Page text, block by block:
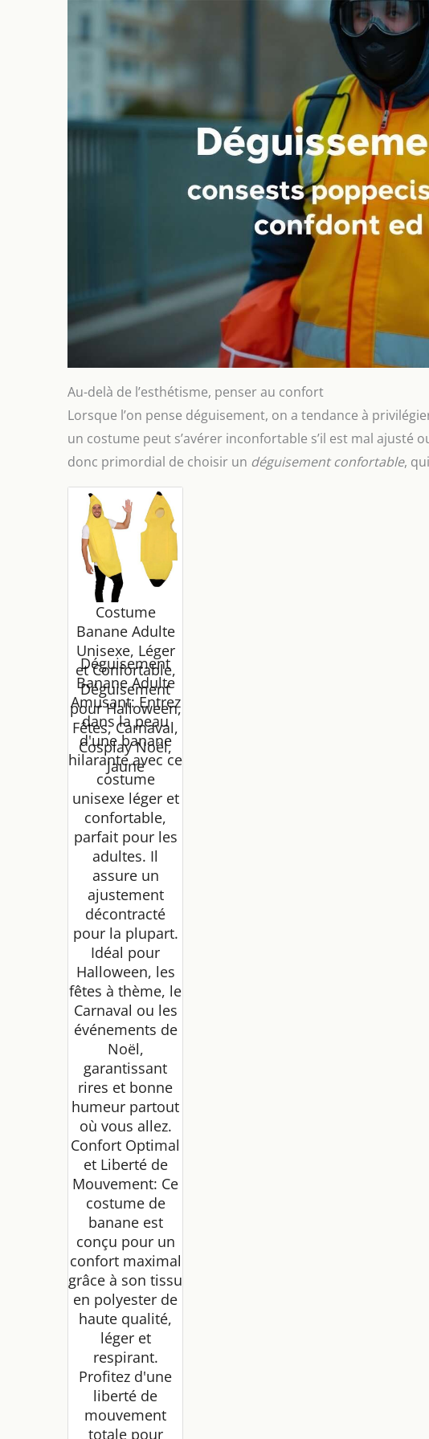
Au-delà de l’esthétisme, penser au confort
Lorsque l’on pense déguisement, on a tendance à
un costume peut s’avérer inconfortable s’il est mal
donc primordial de choisir un déguisement confortable,
Costume
Banane Adulte
Unisexe, Léger
et Confortable,
Déguisement
pour Halloween,
Fêtes, Carnaval,
Cosplay Noël,
Jaune
Déguisement
Banane Adulte
Amusant: Entrez
dans la peau
d'une banane
hilarante avec ce
costume
unisexe léger et
confortable,
parfait pour les
adultes. Il
assure un
ajustement
décontracté
pour la plupart.
Idéal pour
Halloween, les
fêtes à thème, le
Carnaval ou les
événements de
Noël,
garantissant
rires et bonne
humeur partout
où vous allez.
Confort Optimal
et Liberté de
Mouvement: Ce
costume de
banane est
conçu pour un
confort maximal
grâce à son tissu
en polyester de
haute qualité,
léger et
respirant.
Profitez d'une
liberté de
mouvement
totale pour